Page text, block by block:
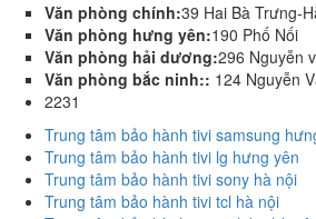
Văn phòng chính:39 Hai Bà Trưng-
Văn phòng hưng yên:190 Phố Nối
Văn phòng hải dương:296 Nguyễn
Văn phòng bắc ninh:: 124 Nguyễn
2231
Trung tâm bảo hành tivi samsung
Trung tâm bảo hành tivi lg hưng yên
Trung tâm bảo hành tivi sony hà nội
Trung tâm bảo hành tivi tcl hà nội